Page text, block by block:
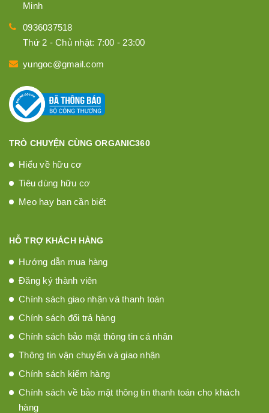
Minh
0936037518
Thứ 2 - Chủ nhật: 7:00 - 23:00
yungoc@gmail.com
TRÒ CHUYỆN CÙNG ORGANIC360
Hiểu về hữu cơ
Tiêu dùng hữu cơ
Mẹo hay bạn cần biết
HỖ TRỢ KHÁCH HÀNG
Hướng dẫn mua hàng
Đăng ký thành viên
Chính sách giao nhận và thanh toán
Chính sách đổi trả hàng
Chính sách bảo mật thông tin cá nhân
Thông tin vận chuyển và giao nhận
Chính sách kiểm hàng
Chính sách về bảo mật thông tin thanh toán cho khách
hàng